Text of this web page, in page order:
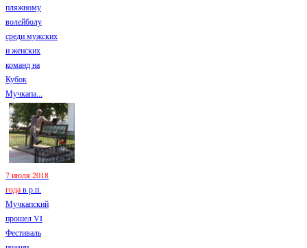
пляжному
волейболу
среди мужских
и женских
команд на
Кубок
Мучкапа...
7 июля 2018
годав р.п.
Мучкапский
прошел VI
Фестиваль